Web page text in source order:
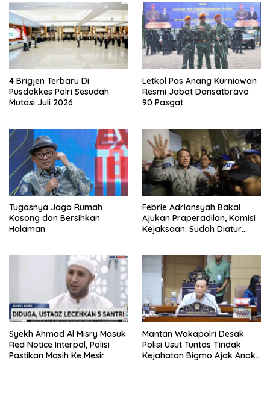
4 Brigjen Terbaru Di
Pusdokkes Polri Sesudah
Mutasi Juli 2026
Letkol Pas Anang Kurniawan
Resmi Jabat Dansatbravo
90 Pasgat
Tugasnya Jaga Rumah
Kosong dan Bersihkan
Halaman
Febrie Adriansyah Bakal
Ajukan Praperadilan, Komisi
Kejaksaan: Sudah Diatur
Syekh Ahmad Al Misry Masuk
Red Notice Interpol, Polisi
Pastikan Masih Ke Mesir
Mantan Wakapolri Desak
Polisi Usut Tuntas Tindak
Kejahatan Bigmo Ajak Anak